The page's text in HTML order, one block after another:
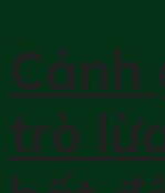
Cảnh
trò